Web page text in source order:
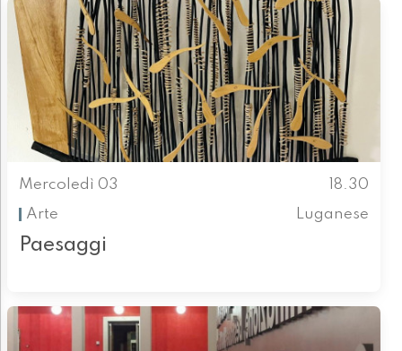
Mercoledì 03
18.30
Arte
Luganese
Paesaggi